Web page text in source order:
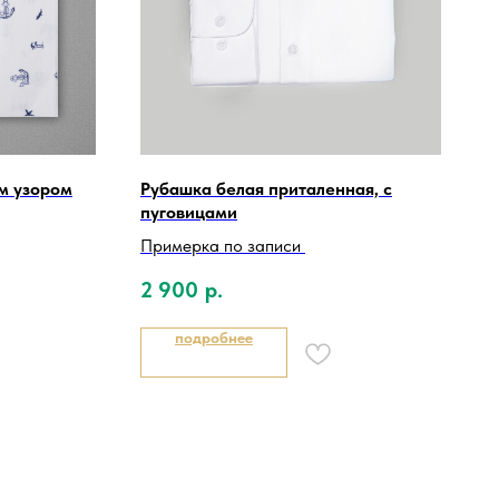
узором
Рубашка белая приталенная, с
пуговицами
Примерка по записи
2 900 р.
подробнее